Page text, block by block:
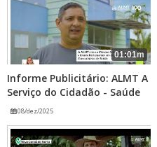
01:01m
Informe Publicitário: ALMT A
Serviço do Cidadão - Saúde
08/dez/2025